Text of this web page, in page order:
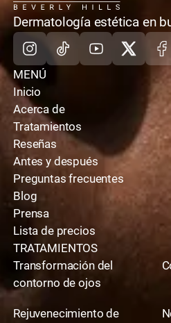
casa
Dermatología estética en
Instagram
TikTokYoutube
X
MENÚ
Inicio
Acerca de
Tratamientos
Reseñas
Antes y después
Preguntas frecuentes
Blog
Prensa
Lista de precios
TRATAMIENTOS
Transformación del
contorno de ojos
Rejuvenecimiento de